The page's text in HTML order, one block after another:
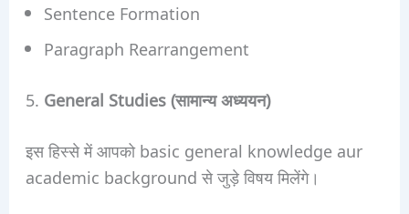
Sentence Formation
Paragraph Rearrangement
5. General Studies (सामान्य अध्ययन)
इस हिस्से में आपको basic general knowledge aur
academic background से जुड़े विषय मिलेंगे।